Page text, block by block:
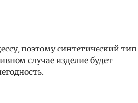
поэтому синтетический тип
случае изделие будет